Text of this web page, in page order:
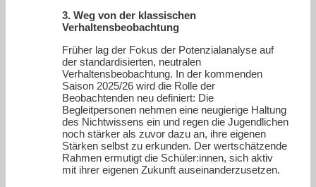
3. Weg von der klassischen
Verhaltensbeobachtung
Früher lag der Fokus der Potenzialanalyse auf
der standardisierten, neutralen
Verhaltensbeobachtung. In der kommenden
Saison 2025/26 wird die Rolle der
Beobachtenden neu definiert: Die
Begleitpersonen nehmen eine neugierige Haltung
des Nichtwissens ein und regen die Jugendlichen
noch stärker als zuvor dazu an, ihre eigenen
Stärken selbst zu erkunden. Der wertschätzende
Rahmen ermutigt die Schüler:innen, sich aktiv
mit ihrer eigenen Zukunft auseinanderzusetzen.